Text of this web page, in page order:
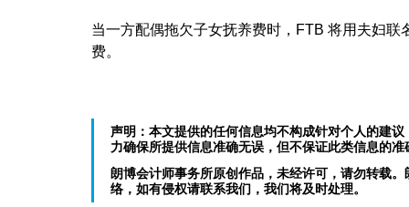
当一方配偶拖欠子女抚养费时，FTB 将用夫妇
费。
声明：本文提供的任何信息均不构成针对个人的建
力确保所提供信息准确无误，但不保证此类信息的
朗博会计师事务所原创作品，未经许可，请勿转载
络，如有侵权请联系我们，我们将及时处理。